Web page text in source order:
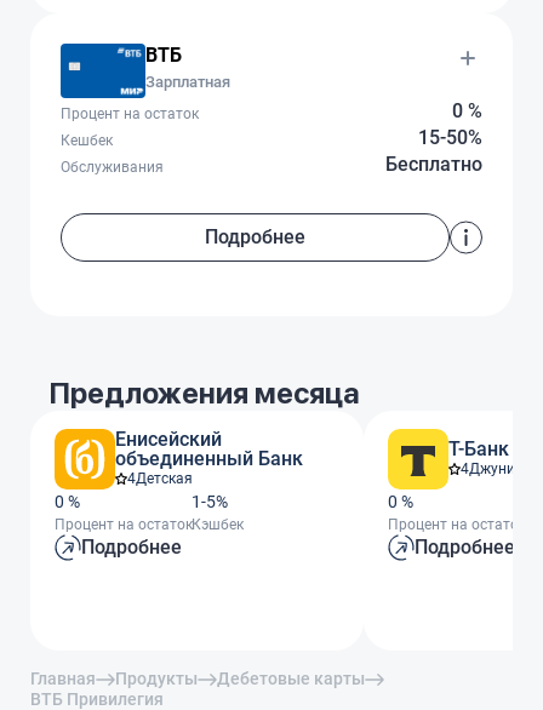
ВТБ
Зарплатная
0 %
Процент на остаток
15-50%
Кешбек
Бесплатно
Обслуживания
Подробнее
Предложения месяца
Енисейский
объединенный Банк
4Детская
0 %
Процент на остаток
1-5%
Кэшбек
Подробнее
Т-Банк
4Джуниор
0 %
Процент на остаток
Подробнее
Главная Продукты
Дебетовые карты
ВТБ Привилегия